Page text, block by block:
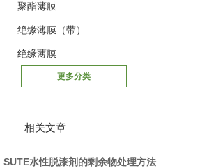
聚酯薄膜
绝缘薄膜（带）
绝缘薄膜
更多分类
相关文章
SUTE水性脱漆剂的剩余物处理方法